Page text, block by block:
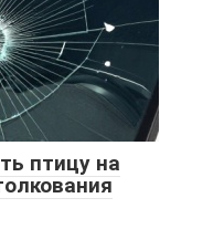
птицу на